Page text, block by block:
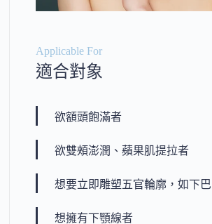
Applicable For
適合對象
欲額頭飽滿者
欲雙頰澎潤、蘋果肌提拉者
想要立即雕塑五官輪廓，如下
想擁有下顎線者